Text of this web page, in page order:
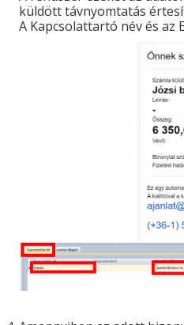
küldött távnyomtatás
A Kapcsolattartó név és az